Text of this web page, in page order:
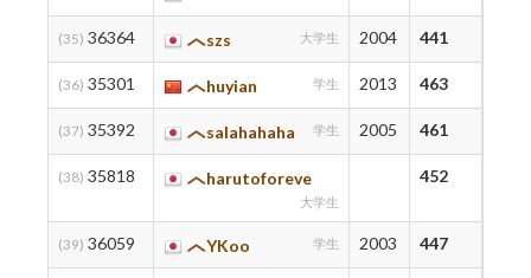
(35) 36364 szs 大学生 2004 441
(36) 35301 huyian 学生 2013 463
(37) 35392 salahahaha 学生 2005 461
(38) 35818 harutoforeve
大学生
452
(39) 36059 YKoo 学生 2003 447